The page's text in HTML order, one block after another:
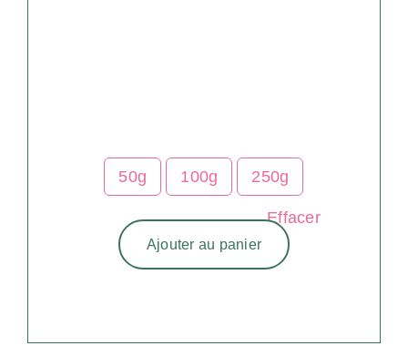
50g 100g 250g
Effacer
Ajouter au panier